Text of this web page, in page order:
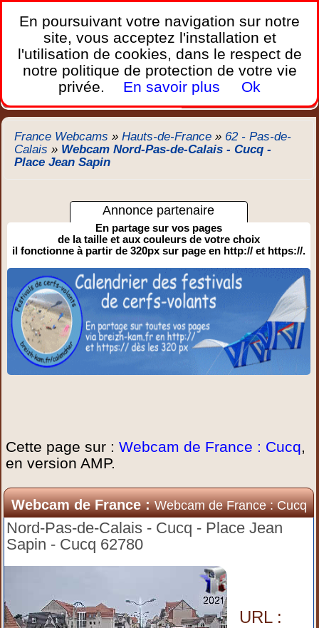
France Webcams,
Les webcams sur mobiles, portables et PC.
Home Bretagne Corse Plages Ports Montagnes
Trafic Chercher New
France Webcams »Hauts-de-France » 62 - Pas-de-
Calais » Webcam Nord-Pas-de-Calais - Cucq -
Place Jean Sapin
Annonce partenaire
En partage sur vos pages
de la taille et aux couleurs de votre choix
il fonctionne à partir de 320px sur page en http:// et https://.
Cette page sur :Webcam de France : Cucq,
en version AMP.
Webcam de France :Webcam de France : Cucq
Nord-Pas-de-Calais - Cucq - Place Jean
Sapin - Cucq 62780
URL :
En poursuivant votre navigation sur notre
site, vous acceptez l'installation et
l'utilisation de cookies, dans le respect de
notre politique de protection de votre vie
privée.
En savoir plus Ok